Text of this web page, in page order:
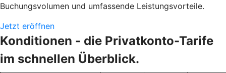
Buchungsvolumen und umfassende Leistungsvorteile.
Jetzt eröffnen
Konditionen - die Privatkonto-Tarife
im schnellen Überblick.